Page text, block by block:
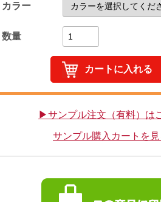
カラー
数量
▶サンプル注文（有料）は
サンプル購入カートを見